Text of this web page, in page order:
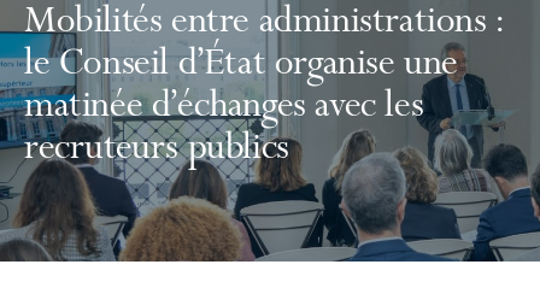
Mobilités entre administrations :
le Conseil d’État organise une
matinée d’échanges avec les
recruteurs publics